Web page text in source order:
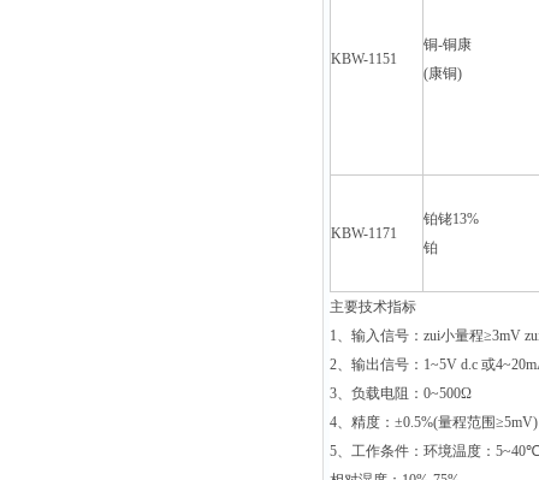
KBW-1151
铜-铜康
(康铜)
KBW-1171
铂铑13%
铂
主要技术指标
1、输入信号：zui小量程≥3mV
2、输出信号： 1~5V d.c 或
3、负载电阻： 0~500Ω
4、精度：±0.5%(量程范围≥
5、工作条件：环境温度： 5~40℃